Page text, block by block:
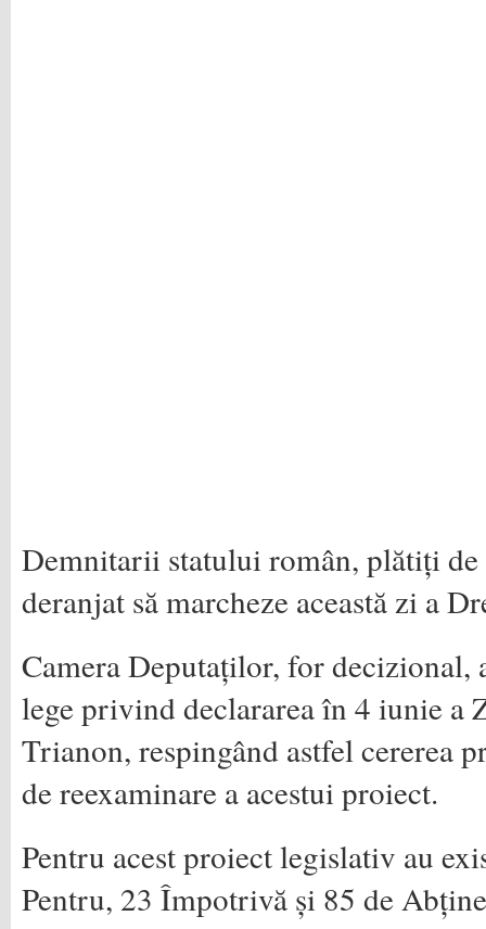
Demnitarii statului român, plătiți de
deranjat să marcheze această zi a
Camera Deputaților, for decizional,
lege privind declararea în 4 iunie a
Trianon, respingând astfel cererea
de reexaminare a acestui proiect.
Pentru acest proiect legislativ au
Pentru, 23 Împotrivă și 85 de